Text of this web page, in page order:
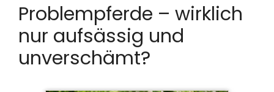
Problempferde – wirklich
nur aufsässig und
unverschämt?